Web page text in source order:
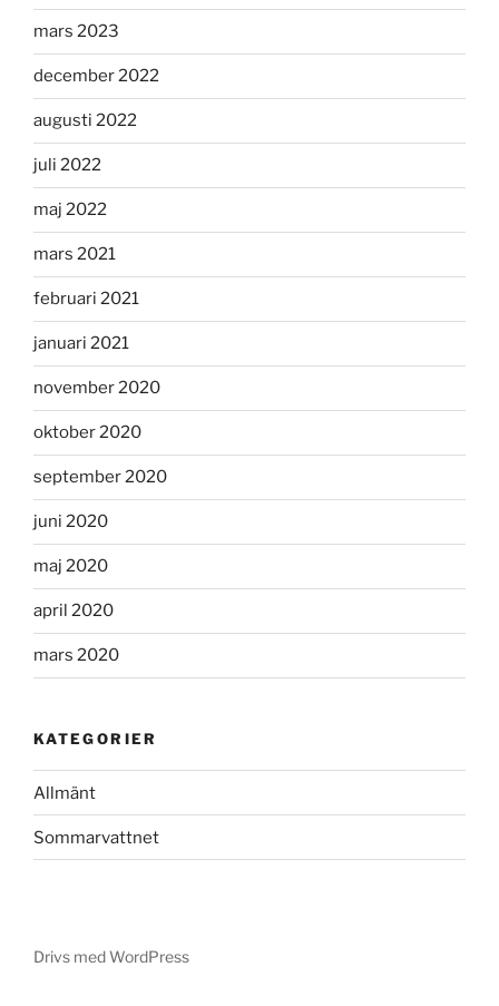
mars 2023
december 2022
augusti 2022
juli 2022
maj 2022
mars 2021
februari 2021
januari 2021
november 2020
oktober 2020
september 2020
juni 2020
maj 2020
april 2020
mars 2020
KATEGORIER
Allmänt
Sommarvattnet
Drivs med WordPress